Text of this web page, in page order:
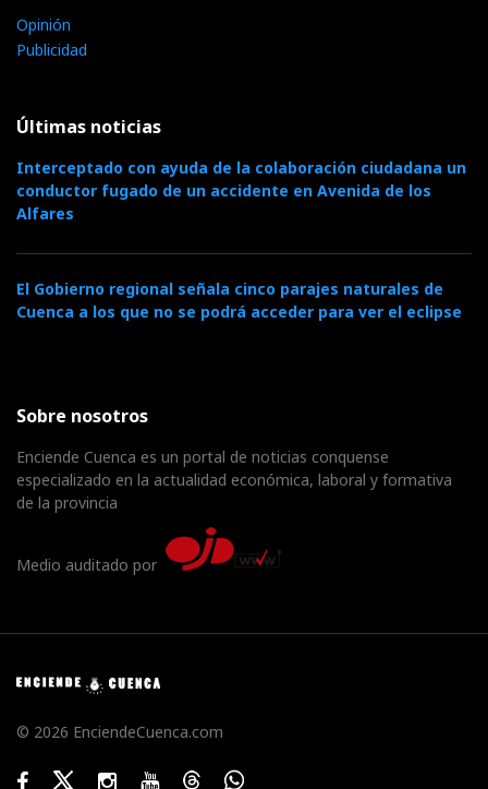
Opinión
Publicidad
Últimas noticias
Interceptado con ayuda de la colaboración ciudadana un
conductor fugado de un accidente en Avenida de los
Alfares
El Gobierno regional señala cinco parajes naturales de
Cuenca a los que no se podrá acceder para ver el eclipse
Sobre nosotros
Enciende Cuenca es un portal de noticias conquense
especializado en la actualidad económica, laboral y formativa
de la provincia
Medio auditado por
© 2026 EnciendeCuenca.com